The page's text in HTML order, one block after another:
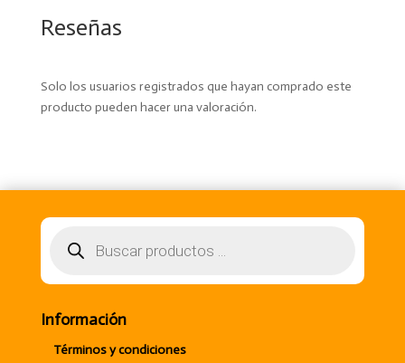
Reseñas
Solo los usuarios registrados que hayan comprado este
producto pueden hacer una valoración.
productos
Información
Términos y condiciones